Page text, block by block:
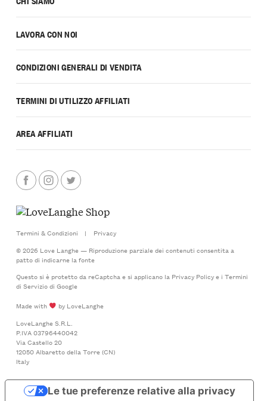
LAVORA CON NOI
CONDIZIONI GENERALI DI VENDITA
TERMINI DI UTILIZZO AFFILIATI
AREA AFFILIATI
Termini & Condizioni |
Privacy
© 2026 Love Langhe — Riproduzione parziale dei contenuti consentita a
patto di indicarne la fonte
Questo si è protetto da reCaptcha e si applicano la Privacy Policye i Termini
di Serviziodi Google
Made with
by LoveLanghe
LoveLanghe S.R.L.
P.IVA 03796440042
Via Castello 20
12050 Albaretto della Torre (CN)
Italy
Le tue preferenze relative alla privacy